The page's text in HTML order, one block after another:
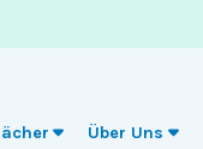
Über Uns